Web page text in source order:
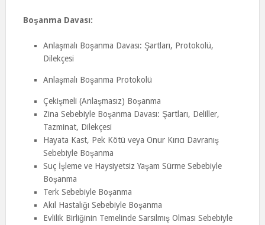
Boşanma Davası:
Anlaşmalı Boşanma Davası: Şartları, Protokolü,
Dilekçesi
Anlaşmalı Boşanma Protokolü
Çekişmeli (Anlaşmasız) Boşanma
Zina Sebebiyle Boşanma Davası: Şartları, Deliller,
Tazminat, Dilekçesi
Hayata Kast, Pek Kötü veya Onur Kırıcı Davranış
Sebebiyle Boşanma
Suç İşleme ve Haysiyetsiz Yaşam Sürme Sebebiyle
Boşanma
Terk Sebebiyle Boşanma
Akıl Hastalığı Sebebiyle Boşanma
Evlilik Birliğinin Temelinde Sarsılmış Olması Sebebiyle